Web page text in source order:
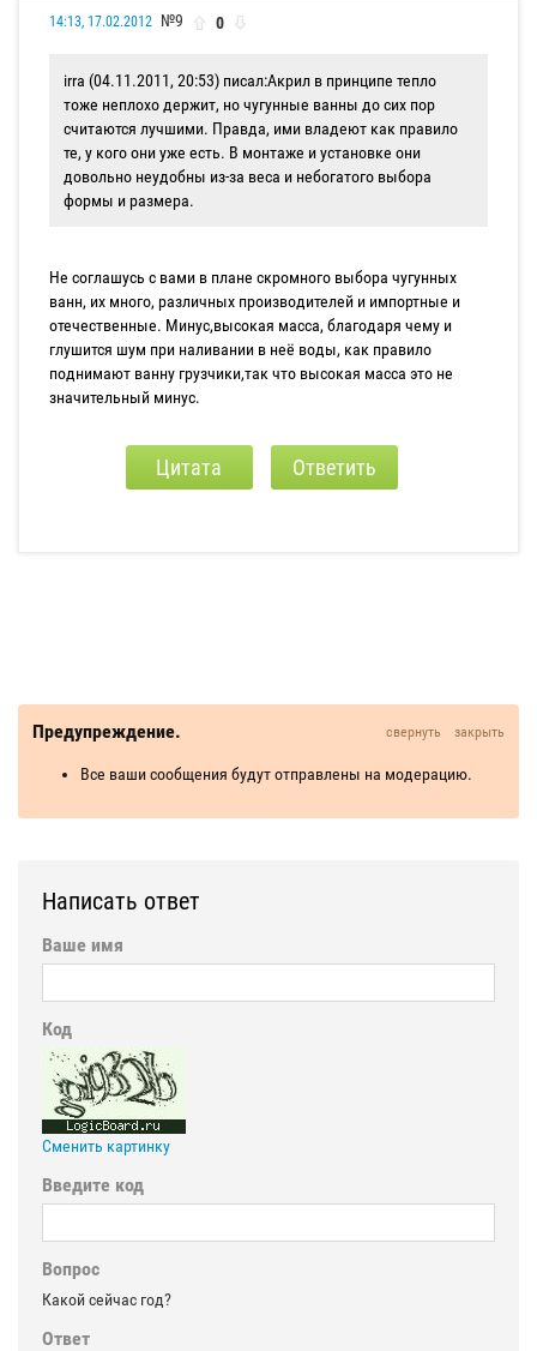
14:13, 17.02.2012 №9 0
irra (04.11.2011, 20:53) писал:Акрил в принципе тепло
тоже неплохо держит, но чугунные ванны до сих пор
считаются лучшими. Правда, ими владеют как правило
те, у кого они уже есть. В монтаже и установке они
довольно неудобны из-за веса и небогатого выбора
формы и размера.
Не соглашусь с вами в плане скромного выбора чугунных
ванн, их много, различных производителей и импортные и
отечественные. Минус,высокая масса, благодаря чему и
глушится шум при наливании в неё воды, как правило
поднимают ванну грузчики,так что высокая масса это не
значительный минус.
Цитата Ответить
Предупреждение. свернуть закрыть
Все ваши сообщения будут отправлены на модерацию.
Написать ответ
Ваше имя
Код
Сменить картинку
Введите код
Вопрос
Какой сейчас год?
Ответ